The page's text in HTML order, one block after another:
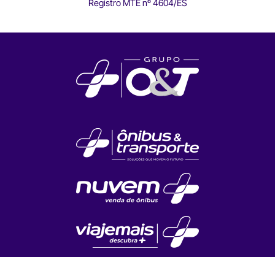
Registro MTE nº 4604/ES